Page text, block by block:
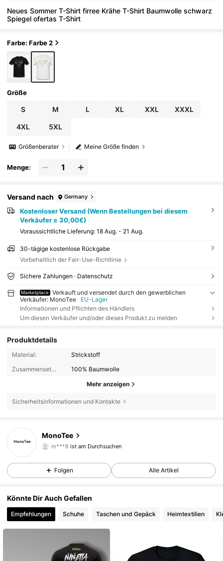
Neues Sommer T-Shirt firree Krähe T-Shirt Baumwolle schwarz
Spiegel ofertas T-Shirt
Farbe: Farbe 2
Größe
S M L XL XXL XXXL
4XL 5XL
Meine Größe finden
Größenberater
Menge:
Versand nach Germany
Kostenloser Versand (Wenn Bestellungen bei diesem
Verkäufer ≥ 30,00€)
Voraussichtliche Lieferung: 18 Aug. - 21 Aug.
30-tägige kostenlose Rückgabe
Vorbehaltlich der Fair-Use-Richtlinie
Sichere Zahlungen · Datenschutz
Marketplace
Verkauft und versendet durch den gewerblichen
Verkäufer: MonoTee
EU-Lager
Informationen und Pflichten des Händlers
Um diesen Verkäufer und/oder dieses Produkt zu melden
Produktdetails
Material:
Strickstoff
Zusammensetzung:
100% Baumwolle
Mehr anzeigen
Sicherheitsinformationen und Kontakte
MonoTee
5,00
m***8 ist am Durchsuchen
Folgen Alle Artikel
Könnte Dir Auch Gefallen
Empfehlungen Schuhe Taschen und Gepäck Heimtextilien